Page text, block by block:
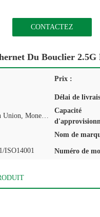
CONTACTEZ
Du Bouclier 2.5G
Prix :
Délai de
LC, D/A, D/P, T/T, Western Union, MoneyGram
Capacité
Nom de
ISO14001 Numéro de